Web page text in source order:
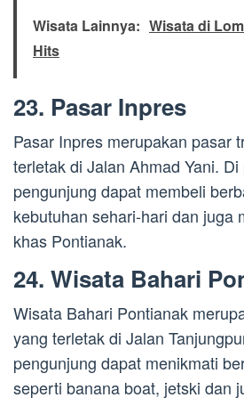
Wisata Lainnya: Wisata di
Hits
23. Pasar Inpres
Pasar Inpres merupakan pasar
terletak di Jalan Ahmad Yani. Di
pengunjung dapat membeli
kebutuhan sehari-hari dan juga
khas Pontianak.
24. Wisata Bahari
Wisata Bahari Pontianak
yang terletak di Jalan
pengunjung dapat menikmati
seperti banana boat, jetski dan